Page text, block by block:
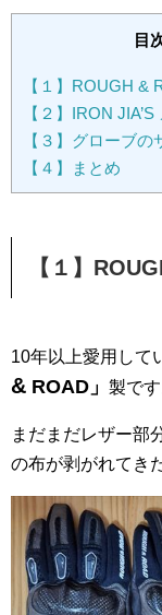
目
【１】ROUGH &
【２】IRON
【３】グローブの
【４】まとめ
【１】
10年以上愛用して
& ROAD」 製です
まだまだレザー部
の布が剥がれてき